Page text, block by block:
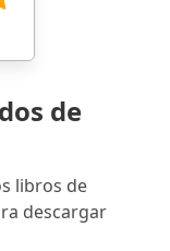
de
libros de
descargar